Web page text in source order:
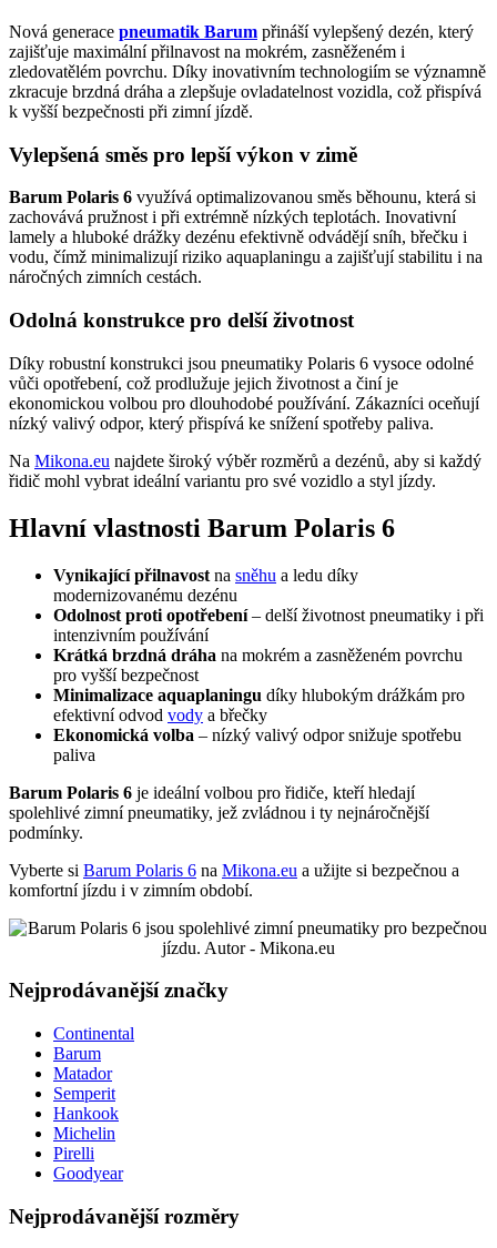
Nová generace pneumatik Barum přináší vylepšený dezén, který
zajišťuje maximální přilnavost na mokrém, zasněženém i
zledovatělém povrchu. Díky inovativním technologiím se významně
zkracuje brzdná dráha a zlepšuje ovladatelnost vozidla, což přispívá
k vyšší bezpečnosti při zimní jízdě.
Vylepšená směs pro lepší výkon v zimě
Barum Polaris 6 využívá optimalizovanou směs běhounu, která si
zachovává pružnost i při extrémně nízkých teplotách. Inovativní
lamely a hluboké drážky dezénu efektivně odvádějí sníh, břečku i
vodu, čímž minimalizují riziko aquaplaningu a zajišťují stabilitu i na
náročných zimních cestách.
Odolná konstrukce pro delší životnost
Díky robustní konstrukci jsou pneumatiky Polaris 6 vysoce odolné
vůči opotřebení, což prodlužuje jejich životnost a činí je
ekonomickou volbou pro dlouhodobé používání. Zákazníci oceňují
nízký valivý odpor, který přispívá ke snížení spotřeby paliva.
Na Mikona.eu najdete široký výběr rozměrů a dezénů, aby si každý
řidič mohl vybrat ideální variantu pro své vozidlo a styl jízdy.
Hlavní vlastnosti Barum Polaris 6
Vynikající přilnavost na sněhu a ledu díky
modernizovanému dezénu
Odolnost proti opotřebení– delší životnost pneumatiky i při
intenzivním používání
Krátká brzdná dráha na mokrém a zasněženém povrchu
pro vyšší bezpečnost
Minimalizace aquaplaningu díky hlubokým drážkám pro
efektivní odvod vody a břečky
Ekonomická volba – nízký valivý odpor snižuje spotřebu
paliva
Barum Polaris 6 je ideální volbou pro řidiče, kteří hledají
spolehlivé zimní pneumatiky, jež zvládnou i ty nejnáročnější
podmínky.
Vyberte si Barum Polaris 6 na Mikona.eu a užijte si bezpečnou a
komfortní jízdu i v zimním období.
Nejprodávanější značky
Continental
Barum
Matador
Semperit
Hankook
Michelin
Pirelli
Goodyear
Nejprodávanější rozměry